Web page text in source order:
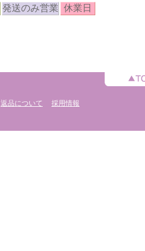
発送のみ営業 休業日
返品について 採用情報